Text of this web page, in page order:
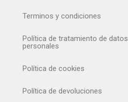
Terminos y condiciones
Política de tratamiento de datos
personales
Política de cookies
Política de devoluciones